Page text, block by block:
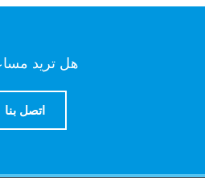
هل تريد مساعدة؟
اتصل بنا